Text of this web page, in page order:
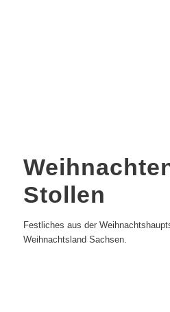
Stollen
Festliches aus der
Weihnachtsland Sachsen.